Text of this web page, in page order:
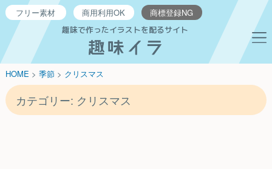
フリー素材 商用利用OK 商標登録NG
趣味で作ったイラストを配るサイト
HOME > 季節 > クリスマス
カテゴリー: クリスマス